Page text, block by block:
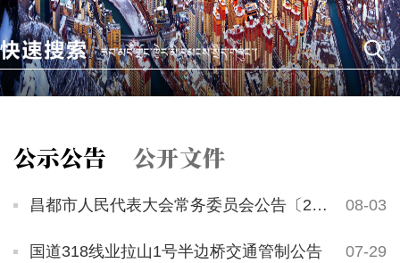
公示公告 公开文件
昌都市人民代表大会常务委员会公告〔2026〕4号 08-03
国道318线业拉山1号半边桥交通管制公告 07-29